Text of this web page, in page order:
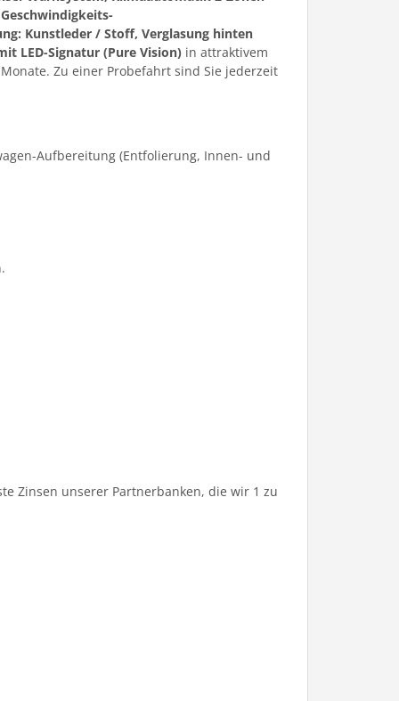
Kunstleder / Stoff, Verglasung hinten
LED-Signatur (Pure Vision) in attraktivem
Zu einer Probefahrt sind Sie jederzeit
Aufbereitung (Entfolierung, Innen- und
Zinsen unserer Partnerbanken, die wir 1 zu